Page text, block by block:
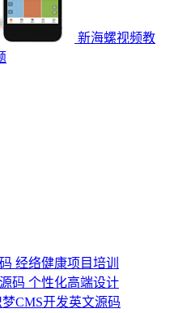
新海螺视频教
经络健康项目培训
码 个性化高端设计
CMS开发英文源码